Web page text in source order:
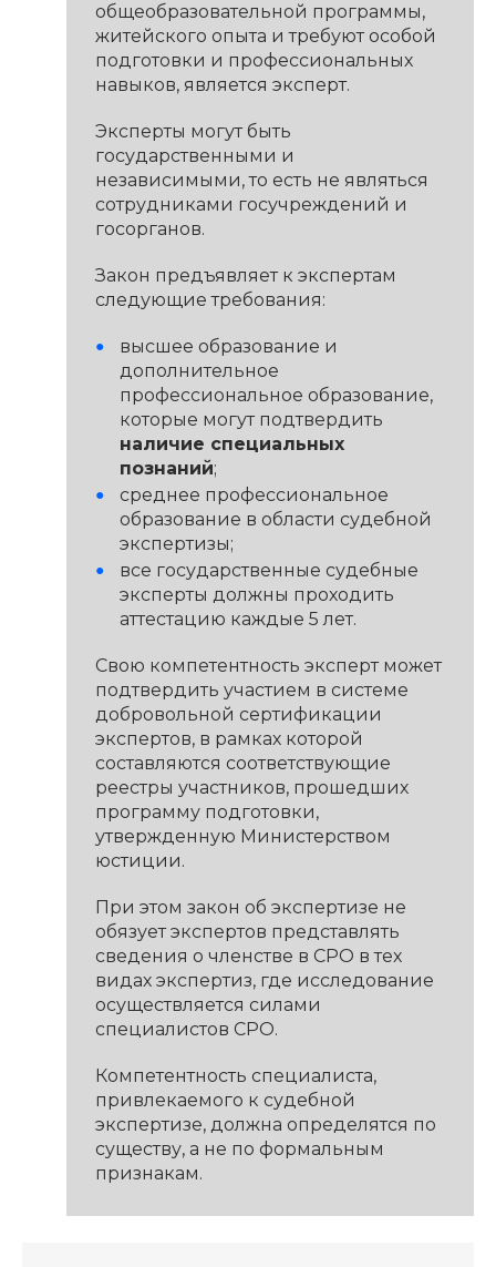
общеобразовательной программы,
житейского опыта и требуют особой
подготовки и профессиональных
навыков, является эксперт.
Эксперты могут быть
государственными и
независимыми, то есть не являться
сотрудниками госучреждений и
госорганов.
Закон предъявляет к экспертам
следующие требования:
высшее образование и
дополнительное
профессиональное образование,
которые могут подтвердить
наличие специальных
познаний;
среднее профессиональное
образование в области судебной
экспертизы;
все государственные судебные
эксперты должны проходить
аттестацию каждые 5 лет.
Свою компетентность эксперт может
подтвердить участием в системе
добровольной сертификации
экспертов, в рамках которой
составляются соответствующие
реестры участников, прошедших
программу подготовки,
утвержденную Министерством
юстиции.
При этом закон об экспертизе не
обязует экспертов представлять
сведения о членстве в СРО в тех
видах экспертиз, где исследование
осуществляется силами
специалистов СРО.
Компетентность специалиста,
привлекаемого к судебной
экспертизе, должна определятся по
существу, а не по формальным
признакам.